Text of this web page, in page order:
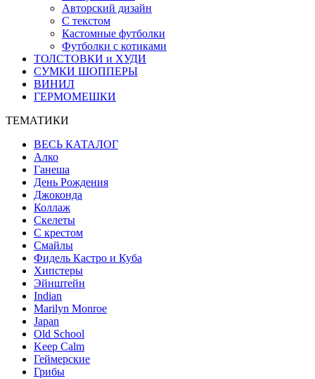
Авторский дизайн
С текстом
Кастомные футболки
Футболки с котиками
ТОЛСТОВКИ и ХУДИ
СУМКИ ШОППЕРЫ
ВИНИЛ
ГЕРМОМЕШКИ
ТЕМАТИКИ
ВЕСЬ КАТАЛОГ
Алко
Ганеша
День Рождения
Джоконда
Коллаж
Скелеты
С крестом
Смайлы
Фидель Кастро и Куба
Хипстеры
Эйнштейн
Indian
Marilyn Monroe
Japan
Old School
Keep Calm
Геймерские
Грибы